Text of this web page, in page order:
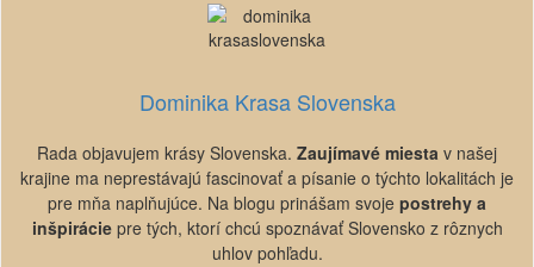
Dominika Krasa Slovenska
Rada objavujem krásy Slovenska. Zaujímavé miesta v našej
krajine ma neprestávajú fascinovať a písanie o týchto lokalitách je
pre mňa naplňujúce. Na blogu prinášam svoje postrehy a
inšpiráciepre tých, ktorí chcú spoznávať Slovensko z rôznych
uhlov pohľadu.